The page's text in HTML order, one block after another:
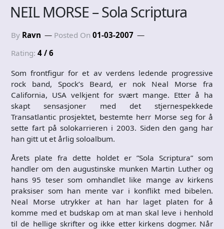
NEIL MORSE – Sola Scriptura
By Ravn Posted On 01-03-2007
Rating: 4 / 6
Som frontfigur for et av verdens ledende progressive
rock band, Spock’s Beard, er nok Neal Morse fra
California, USA velkjent for svært mange. Etter å ha
skapt sensasjoner med det stjernespekkede
Transatlantic prosjektet, bestemte herr Morse seg for å
sette fart på solokarrieren i 2003. Siden den gang har
han gitt ut et årlig soloalbum.
Årets plate fra dette holdet er ”Sola Scriptura” som
handler om den augustinske munken Martin Luther og
hans 95 teser som omhandlet like mange av kirkens
praksiser som han mente var i konflikt med bibelen.
Neal Morse utrykker at han har laget platen for å
komme med et budskap om at man skal leve i henhold
til de hellige skrifter og ikke etter kirkens dogmer. Når